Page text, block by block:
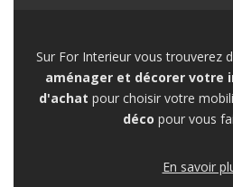
Sur For Interieur vous trouverez
aménager et décorer votre
d'achat pour choisir votre
déco pour vous
En savoir